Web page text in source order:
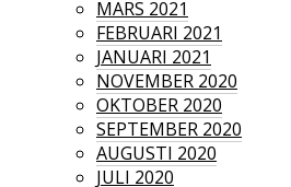
MARS 2021
FEBRUARI 2021
JANUARI 2021
NOVEMBER 2020
OKTOBER 2020
SEPTEMBER 2020
AUGUSTI 2020
JULI 2020